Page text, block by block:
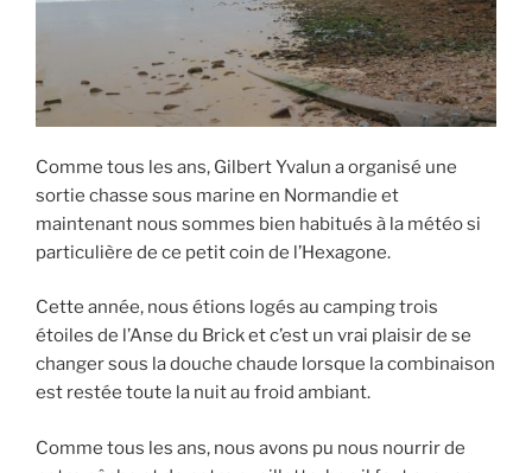
Comme tous les ans, Gilbert Yvalun a organisé une
sortie chasse sous marine en Normandie et
maintenant nous sommes bien habitués à la météo si
particulière de ce petit coin de l’Hexagone.
Cette année, nous étions logés au camping trois
étoiles de l’Anse du Brick et c’est un vrai plaisir de se
changer sous la douche chaude lorsque la combinaison
est restée toute la nuit au froid ambiant.
Comme tous les ans, nous avons pu nous nourrir de